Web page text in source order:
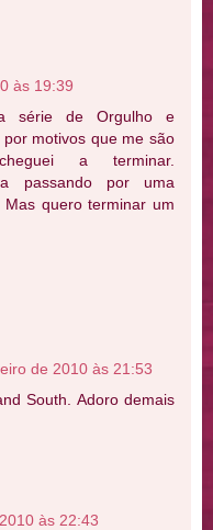
às 19:39
série de Orgulho e
motivos que me são
a terminar.
passando por uma
quero terminar um
de 2010 às 21:53
South. Adoro demais
às 22:43